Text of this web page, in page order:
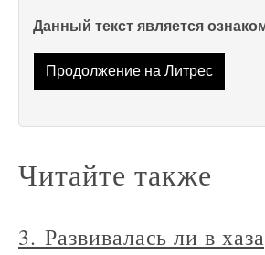
Данный текст является
Продолжение на Литрес
Читайте также
3. Развивалась ли в